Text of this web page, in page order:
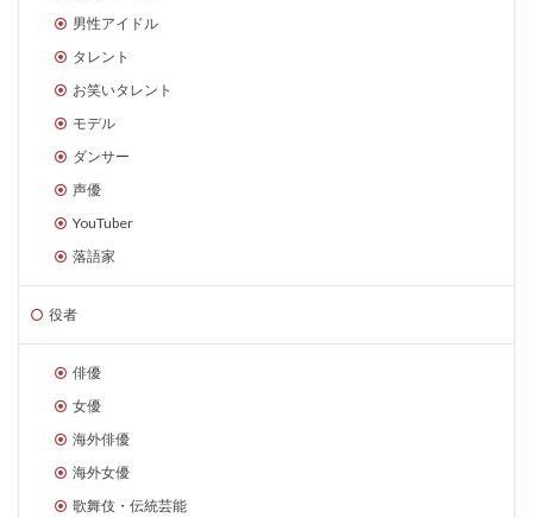
男性アイドル
タレント
お笑いタレント
モデル
ダンサー
声優
YouTuber
落語家
役者
俳優
女優
海外俳優
海外女優
歌舞伎・伝統芸能